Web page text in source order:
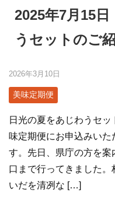
2025年7月15
うセットのご
2026年3月10日
美味定期便
日光の夏をあじわうセ
味定期便にお申込みいた
す。先日、県庁の方を
口まで行ってきました
いだを清冽な […]